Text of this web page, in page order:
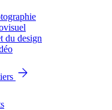
du design